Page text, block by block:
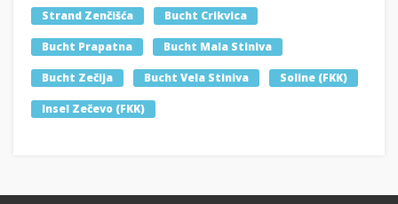
Strand Zenčišća Bucht Crikvica
Bucht Prapatna Bucht Mala Stiniva
Bucht Zečija Bucht Vela Stiniva Soline (FKK)
Insel Zečevo (FKK)